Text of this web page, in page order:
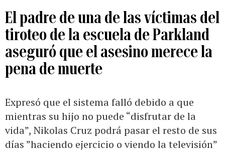
El padre de una de las víctimas del
tiroteo de la escuela de Parkland
aseguró que el asesino merece la
pena de muerte
Expresó que el sistema falló debido a que
mientras su hijo no puede “disfrutar de la
vida”, Nikolas Cruz podrá pasar el resto de sus
días ”haciendo ejercicio o viendo la televisión”